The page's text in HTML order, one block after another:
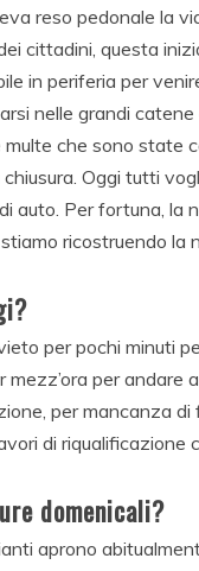
reso pedonale la
cittadini, questa
in periferia per
nelle grandi
che sono state
Oggi tutti
auto. Per fortuna, la
ricostruendo la
per pochi minuti
per andare
per mancanza
di riqualificazione
domenicali?
aprono